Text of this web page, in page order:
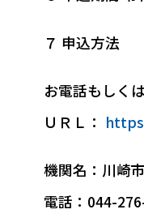
７ 申込方法
お電話もしく
ＵＲＬ：
機関名：川崎
電話：044-